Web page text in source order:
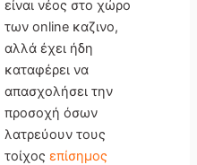
είναι νέος στο χώρο
των online καζινο,
αλλά έχει ήδη
καταφέρει να
απασχολήσει την
προσοχή όσων
λατρεύουν τους
τοίχοςεπίσημος